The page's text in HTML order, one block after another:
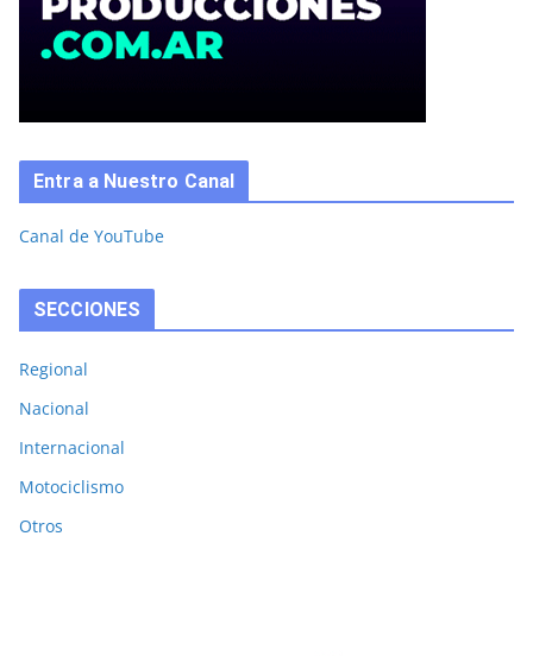
Entra a Nuestro Canal
Canal de YouTube
SECCIONES
Regional
Nacional
Internacional
Motociclismo
Otros